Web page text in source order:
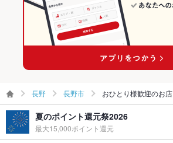
長野 長野市 おひとり様歓迎のお店
夏のポイント還元祭2026
最大15,000ポイント還元